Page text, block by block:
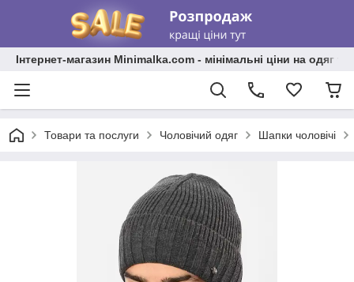
Інтернет-магазин Minimalka.com - мінімальні ціни на одяг
Товари та послуги Чоловічий одяг Шапки чоловічі